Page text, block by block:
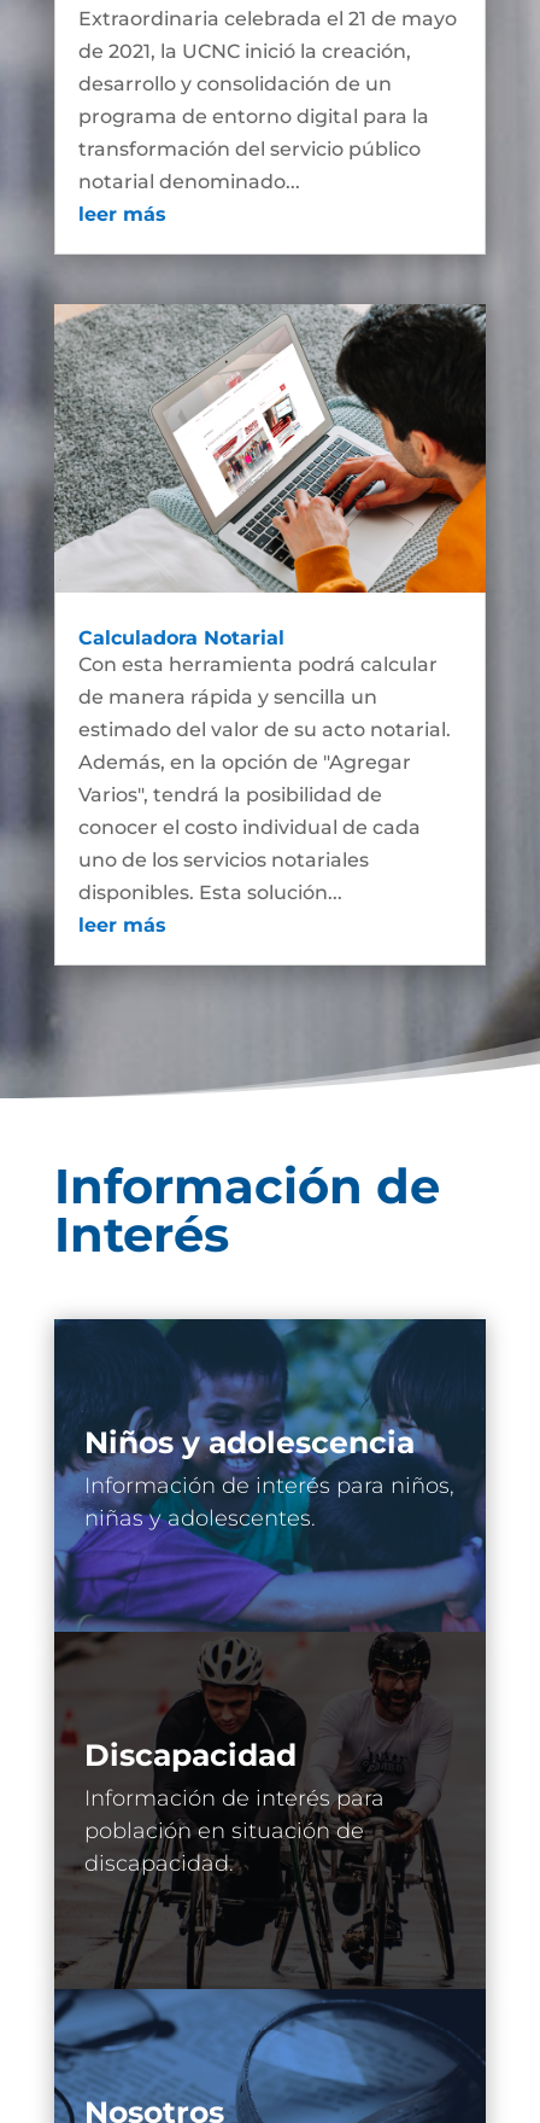
Extraordinaria celebrada el 21 de mayo
de 2021, la UCNC inició la creación,
desarrollo y consolidación de un
programa de entorno digital para la
transformación del servicio público
notarial denominado...
leer más
Calculadora Notarial
Con esta herramienta podrá calcular
de manera rápida y sencilla un
estimado del valor de su acto notarial.
Además, en la opción de "Agregar
Varios", tendrá la posibilidad de
conocer el costo individual de cada
uno de los servicios notariales
disponibles. Esta solución...
leer más
Información de
Interés
Niños y adolescencia
Información de interés para niños,
niñas y adolescentes.
Discapacidad
Información de interés para
población en situación de
discapacidad.
Nosotros